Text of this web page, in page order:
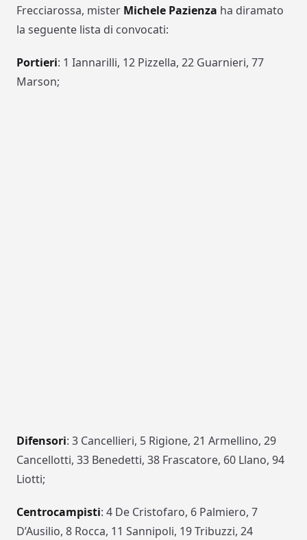
Frecciarossa, mister Michele Pazienza ha diramato
la seguente lista di convocati:
Portieri: 1 Iannarilli, 12 Pizzella, 22 Guarnieri, 77
Marson;
Difensori: 3 Cancellieri, 5 Rigione, 21 Armellino, 29
Cancellotti, 33 Benedetti, 38 Frascatore, 60 Llano, 94
Liotti;
Centrocampisti: 4 De Cristofaro, 6 Palmiero, 7
D’Ausilio, 8 Rocca, 11 Sannipoli, 19 Tribuzzi, 24